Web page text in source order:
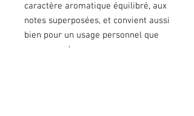
caractère aromatique équilibré, aux
notes superposées, et convient aussi
bien pour un usage personnel que
comme cadeau.